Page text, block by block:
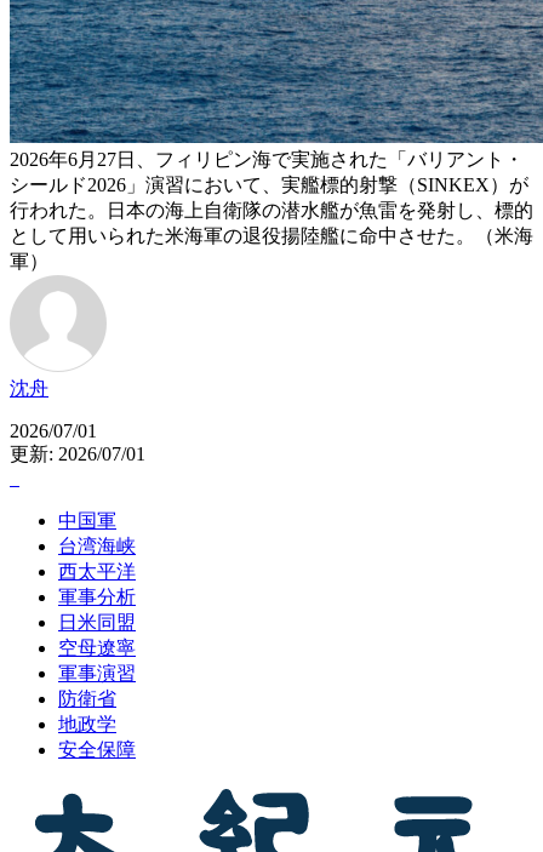
2026年6月27日、フィリピン海で実施された「バリアント・
シールド2026」演習において、実艦標的射撃（SINKEX）が
行われた。日本の海上自衛隊の潜水艦が魚雷を発射し、標的
として用いられた米海軍の退役揚陸艦に命中させた。（米海
軍）
沈舟
2026/07/01
更新: 2026/07/01
中国軍
台湾海峡
西太平洋
軍事分析
日米同盟
空母遼寧
軍事演習
防衛省
地政学
安全保障